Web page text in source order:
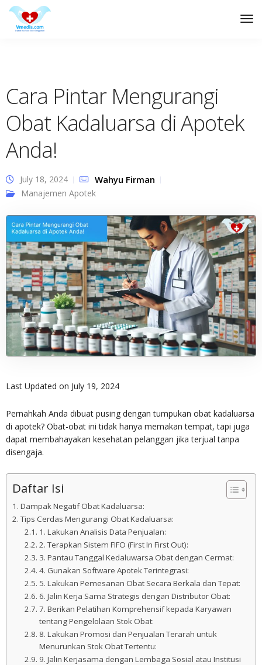
Cara Pintar Mengurangi
Obat Kadaluarsa di Apotek
Anda!
July 18, 2024 Wahyu Firman
Manajemen Apotek
Last Updated on July 19, 2024
Pernahkah Anda dibuat pusing dengan tumpukan obat kadaluarsa
di apotek? Obat-obat ini tidak hanya memakan tempat, tapi juga
dapat membahayakan kesehatan pelanggan jika terjual tanpa
disengaja.
Daftar Isi
Dampak Negatif Obat Kadaluarsa:
Tips Cerdas Mengurangi Obat Kadaluarsa:
1. Lakukan Analisis Data Penjualan:
2. Terapkan Sistem FIFO (First In First Out):
3. Pantau Tanggal Kedaluwarsa Obat dengan Cermat:
4. Gunakan Software Apotek Terintegrasi:
5. Lakukan Pemesanan Obat Secara Berkala dan Tepat:
6. Jalin Kerja Sama Strategis dengan Distributor Obat:
7. Berikan Pelatihan Komprehensif kepada Karyawan
tentang Pengelolaan Stok Obat:
8. Lakukan Promosi dan Penjualan Terarah untuk
Menurunkan Stok Obat Tertentu:
9. Jalin Kerjasama dengan Lembaga Sosial atau Institusi